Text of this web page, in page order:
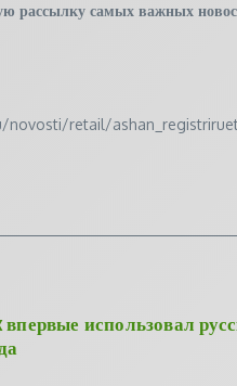
рассылку самых важных
novosti/retail/
впервые использовал